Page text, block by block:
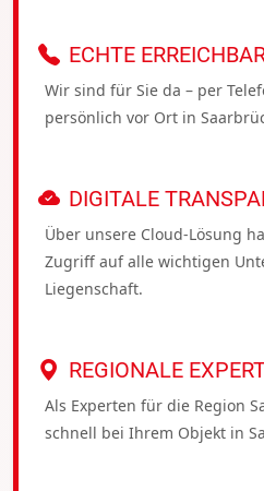
ECHTE
Wir sind für Sie da – per
persönlich vor Ort in
DIGITALE
Über unsere Cloud-Lösung
Zugriff auf alle wichtigen
Liegenschaft.
REGIONALE
Als Experten für die Region
schnell bei Ihrem Objekt in